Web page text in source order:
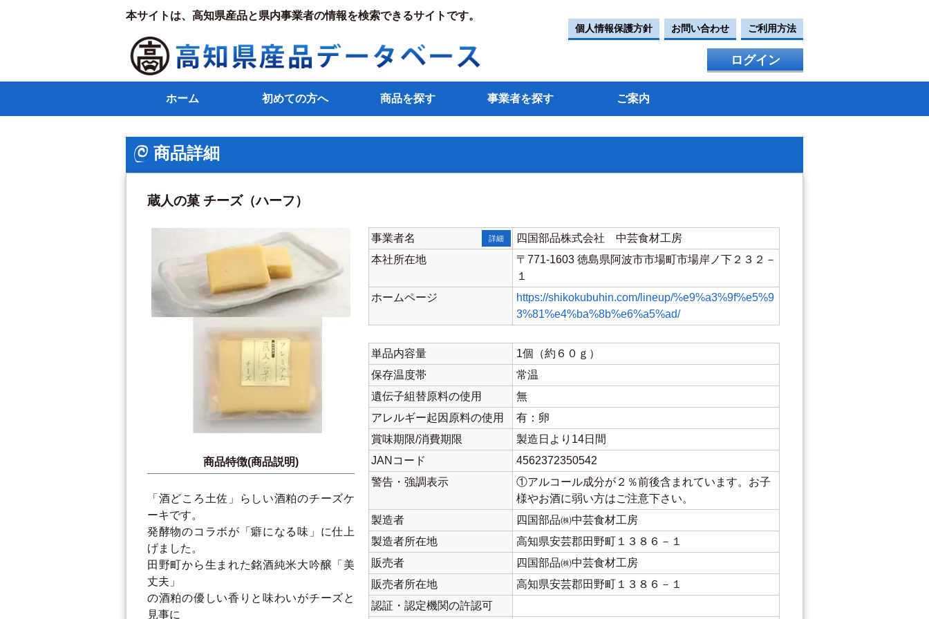
本サイトは、高知県産品と県内事業者の情報を検索できるサイトです。
個人情報保護方針 お問い合わせ ご利用方法
ログイン
ホーム 初めての方へ 商品を探す 事業者を探す ご案内
商品詳細
蔵人の菓 チーズ（ハーフ）
商品特徴(商品説明)
「酒どころ土佐」らしい酒粕のチーズケ
ーキです。
発酵物のコラボが「癖になる味」に仕上
げました。
田野町から生まれた銘酒純米大吟醸「美
丈夫」
の酒粕の優しい香りと味わいがチーズと
見事に
事業者名 詳細
四国部品株式会社 中芸食材工房
本社所在地
〒771-1603 徳島県阿波市市場町市場岸ノ下２３２－
１
ホームページ
https://shikokubuhin.com/lineup/%e9%a3%9f%e5%9
3%81%e4%ba%8b%e6%a5%ad/
単品内容量
1個（約６０ｇ）
保存温度帯
常温
遺伝子組替原料の使用
無
アレルギー起因原料の使用
有：卵
賞味期限/消費期限
製造日より14日間
JANコード
4562372350542
警告・強調表示
①アルコール成分が２％前後含まれています。お子
様やお酒に弱い方はご注意下さい。
製造者
四国部品㈱中芸食材工房
製造者所在地
高知県安芸郡田野町１３８６－１
販売者
四国部品㈱中芸食材工房
販売者所在地
高知県安芸郡田野町１３８６－１
認証・認定機関の許認可